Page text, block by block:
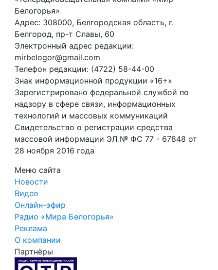
Белогорья»
Адрес: 308000, Белгородская область, г.
Белгород, пр-т Славы, 60
Электронный адрес редакции:
mirbelogor@gmail.com
Телефон редакции: (4722) 58-44-00
Знак информационной продукции «16+»
Зарегистрировано федеральной службой по
надзору в сфере связи, информационных
технологий и массовых коммуникаций
Свидетельство о регистрации средства
массовой информации ЭЛ № ФС 77 - 67848 от
28 ноября 2016 года
Меню сайта
Новости
Видео
Онлайн-эфир
Радио «Мира Белогорья»
Реклама
О компании
Партнёры